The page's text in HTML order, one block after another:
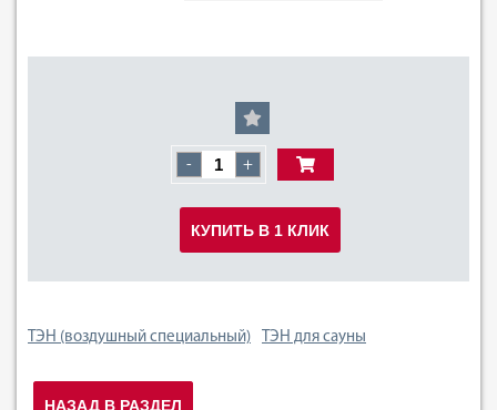
- +
КУПИТЬ В 1 КЛИК
ТЭН (воздушный специальный) ТЭН для сауны
НАЗАД В РАЗДЕЛ